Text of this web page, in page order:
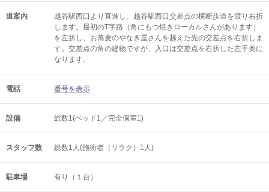
道案内
越谷駅西口より直進し、越谷駅西口交差点の横断歩道を渡り右折
します。最初のT字路（角にもつ焼きローカルさんがあります）
を左折し、お蕎麦のやなぎ屋さんを越えた先の交差点を右折しま
す。交差点の角の建物ですが、入口は交差点を右折した左手奥に
なります。
電話 番号を表示
設備 総数1(ベッド1／完全個室1)
スタッフ数 総数1人(施術者（リラク）1人)
駐車場 有り（１台）